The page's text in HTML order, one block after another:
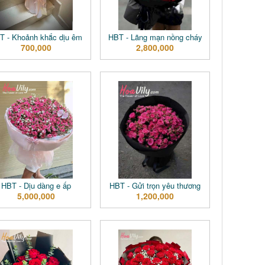
- Khoảnh khắc dịu êm
700,000
HBT - Lãng mạn nồng cháy
2,800,000
HBT - Dịu dàng e ấp
5,000,000
HBT - Gửi trọn yêu thương
1,200,000